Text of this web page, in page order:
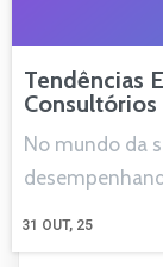
Tendências
Consultórios
31 OUT, 25
No mundo da